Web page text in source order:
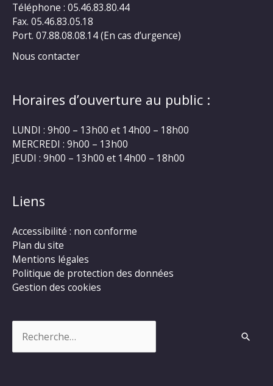
Téléphone : 05.46.83.80.44
Fax. 05.46.83.05.18
Port. 07.88.08.08.14 (En cas d’urgence)
Nous contacter
Horaires d’ouverture au public :
LUNDI : 9h00 – 13h00 et 14h00 – 18h00
MERCREDI : 9h00 – 13h00
JEUDI : 9h00 – 13h00 et 14h00 – 18h00
Liens
Accessibilité : non conforme
Plan du site
Mentions légales
Politique de protection des données
Gestion des cookies